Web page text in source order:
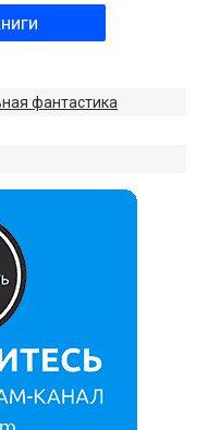
фантастика